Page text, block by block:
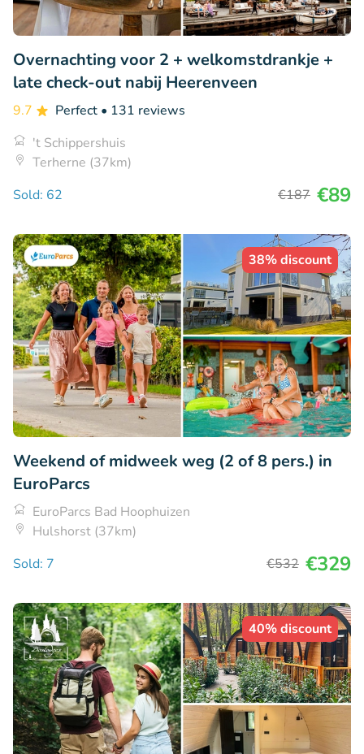
Overnachting voor 2 + welkomstdrankje +
late check-out nabij Heerenveen
9.7 Perfect • 131 reviews
't Schippershuis
Terherne (37km)
Sold: 62
€187 €89
38% discount
Weekend of midweek weg (2 of 8 pers.) in
EuroParcs
EuroParcs Bad Hoophuizen
Hulshorst (37km)
Sold: 7
€532 €329
40% discount